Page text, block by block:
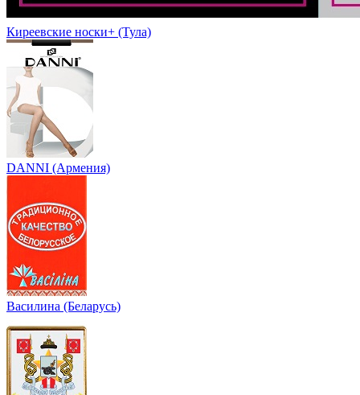
Киреевские носки+ (Тула)
DANNI (Армения)
Василина (Беларусь)